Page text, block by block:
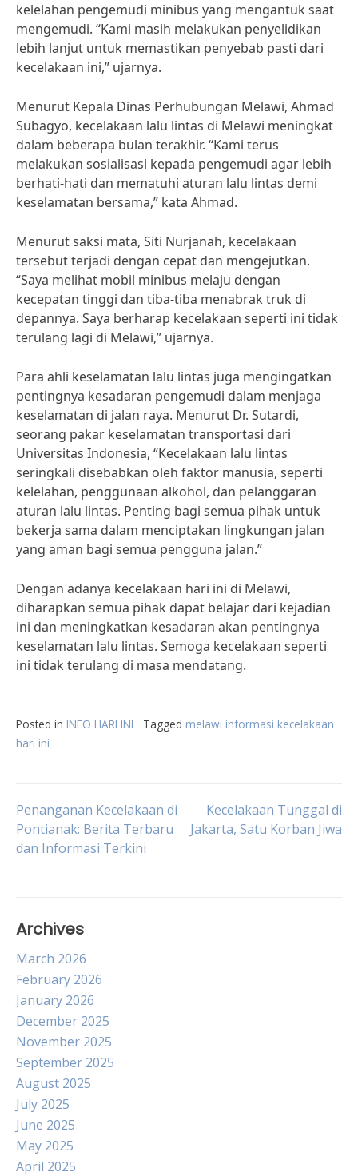
kelelahan pengemudi minibus yang mengantuk saat
mengemudi. “Kami masih melakukan penyelidikan
lebih lanjut untuk memastikan penyebab pasti dari
kecelakaan ini,” ujarnya.
Menurut Kepala Dinas Perhubungan Melawi, Ahmad
Subagyo, kecelakaan lalu lintas di Melawi meningkat
dalam beberapa bulan terakhir. “Kami terus
melakukan sosialisasi kepada pengemudi agar lebih
berhati-hati dan mematuhi aturan lalu lintas demi
keselamatan bersama,” kata Ahmad.
Menurut saksi mata, Siti Nurjanah, kecelakaan
tersebut terjadi dengan cepat dan mengejutkan.
“Saya melihat mobil minibus melaju dengan
kecepatan tinggi dan tiba-tiba menabrak truk di
depannya. Saya berharap kecelakaan seperti ini tidak
terulang lagi di Melawi,” ujarnya.
Para ahli keselamatan lalu lintas juga mengingatkan
pentingnya kesadaran pengemudi dalam menjaga
keselamatan di jalan raya. Menurut Dr. Sutardi,
seorang pakar keselamatan transportasi dari
Universitas Indonesia, “Kecelakaan lalu lintas
seringkali disebabkan oleh faktor manusia, seperti
kelelahan, penggunaan alkohol, dan pelanggaran
aturan lalu lintas. Penting bagi semua pihak untuk
bekerja sama dalam menciptakan lingkungan jalan
yang aman bagi semua pengguna jalan.”
Dengan adanya kecelakaan hari ini di Melawi,
diharapkan semua pihak dapat belajar dari kejadian
ini dan meningkatkan kesadaran akan pentingnya
keselamatan lalu lintas. Semoga kecelakaan seperti
ini tidak terulang di masa mendatang.
Posted in INFO HARI INI Tagged melawi informasi kecelakaan
hari ini
Post
navigation
Penanganan Kecelakaan di
Pontianak: Berita Terbaru
dan Informasi Terkini
Kecelakaan Tunggal di
Jakarta, Satu Korban Jiwa
Archives
March 2026
February 2026
January 2026
December 2025
November 2025
September 2025
August 2025
July 2025
June 2025
May 2025
April 2025